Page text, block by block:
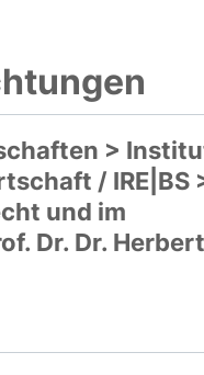
>
/ IRE|BS
und im
Dr. Dr. Herbert